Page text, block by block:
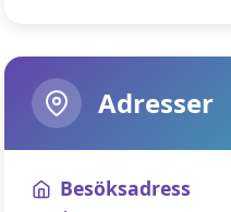
Adresser
Besöksadress